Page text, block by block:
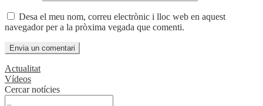
Desa el meu nom, correu electrònic i lloc web en aquest
navegador per a la pròxima vegada que comenti.
Actualitat
Vídeos
Cercar notícies